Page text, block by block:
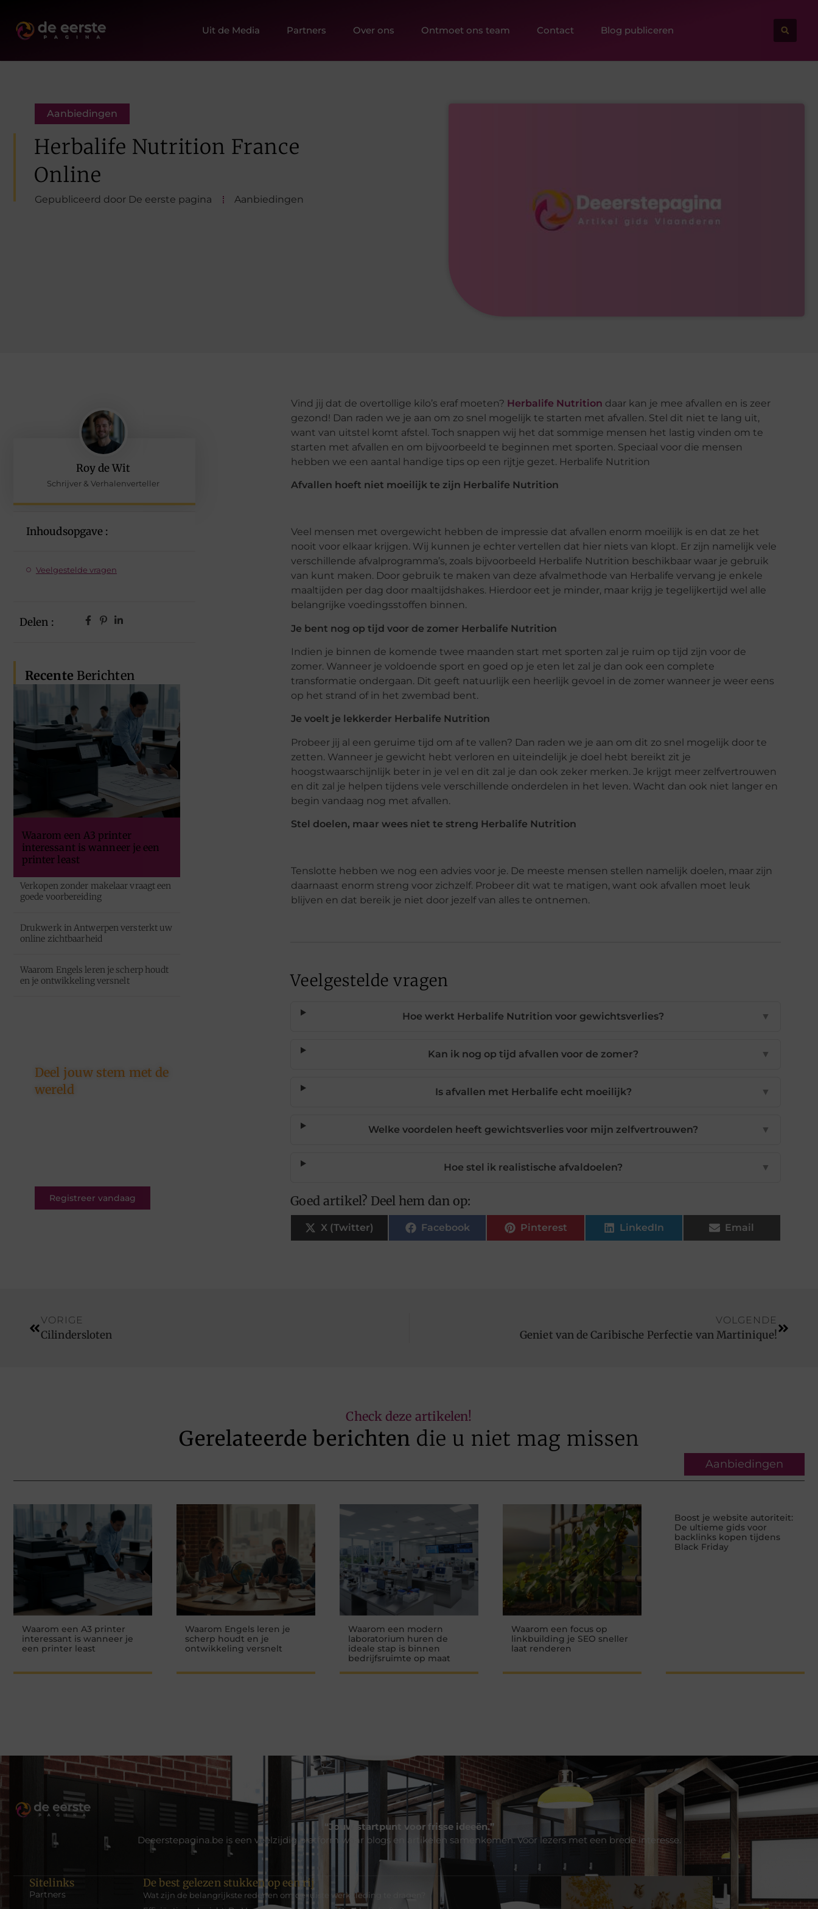
Uit de Media Partners Over ons Ontmoet ons team Contact Blog publiceren
Aanbiedingen
Herbalife Nutrition France
Online
Gepubliceerd door De eerste pagina Aanbiedingen
Roy de Wit
Schrijver & Verhalenverteller
Inhoudsopgave :
Veelgestelde vragen
Delen :
Recente Berichten
Waarom een A3 printer
interessant is wanneer je een
printer least
Verkopen zonder makelaar vraagt een
goede voorbereiding
Drukwerk in Antwerpen versterkt uw
online zichtbaarheid
Waarom Engels leren je scherp houdt
en je ontwikkeling versnelt
Deel jouw stem met de
wereld
Registreer vandaag
Vind jij dat de overtollige kilo’s eraf moeten? Herbalife Nutrition daar kan je mee afvallen en is zeer
gezond! Dan raden we je aan om zo snel mogelijk te starten met afvallen. Stel dit niet te lang uit,
want van uitstel komt afstel. Toch snappen wij het dat sommige mensen het lastig vinden om te
starten met afvallen en om bijvoorbeeld te beginnen met sporten. Speciaal voor die mensen
hebben we een aantal handige tips op een rijtje gezet. Herbalife Nutrition
Afvallen hoeft niet moeilijk te zijn Herbalife Nutrition
Veel mensen met overgewicht hebben de impressie dat afvallen enorm moeilijk is en dat ze het
nooit voor elkaar krijgen. Wij kunnen je echter vertellen dat hier niets van klopt. Er zijn namelijk vele
verschillende afvalprogramma’s, zoals bijvoorbeeld Herbalife Nutrition beschikbaar waar je gebruik
van kunt maken. Door gebruik te maken van deze afvalmethode van Herbalife vervang je enkele
maaltijden per dag door maaltijdshakes. Hierdoor eet je minder, maar krijg je tegelijkertijd wel alle
belangrijke voedingsstoffen binnen.
Je bent nog op tijd voor de zomer Herbalife Nutrition
Indien je binnen de komende twee maanden start met sporten zal je ruim op tijd zijn voor de
zomer. Wanneer je voldoende sport en goed op je eten let zal je dan ook een complete
transformatie ondergaan. Dit geeft natuurlijk een heerlijk gevoel in de zomer wanneer je weer eens
op het strand of in het zwembad bent.
Je voelt je lekkerder Herbalife Nutrition
Probeer jij al een geruime tijd om af te vallen? Dan raden we je aan om dit zo snel mogelijk door te
zetten. Wanneer je gewicht hebt verloren en uiteindelijk je doel hebt bereikt zit je
hoogstwaarschijnlijk beter in je vel en dit zal je dan ook zeker merken. Je krijgt meer zelfvertrouwen
en dit zal je helpen tijdens vele verschillende onderdelen in het leven. Wacht dan ook niet langer en
begin vandaag nog met afvallen.
Stel doelen, maar wees niet te streng Herbalife Nutrition
Tenslotte hebben we nog een advies voor je. De meeste mensen stellen namelijk doelen, maar zijn
daarnaast enorm streng voor zichzelf. Probeer dit wat te matigen, want ook afvallen moet leuk
blijven en dat bereik je niet door jezelf van alles te ontnemen.
Veelgestelde vragen
Hoe werkt Herbalife Nutrition voor gewichtsverlies? ▼
Kan ik nog op tijd afvallen voor de zomer? ▼
Is afvallen met Herbalife echt moeilijk? ▼
Welke voordelen heeft gewichtsverlies voor mijn zelfvertrouwen? ▼
Hoe stel ik realistische afvaldoelen? ▼
Goed artikel? Deel hem dan op:
X (Twitter) Facebook Pinterest LinkedIn Email
VORIGE
Cilindersloten
VOLGENDE
Geniet van de Caribische Perfectie van Martinique!
Check deze artikelen!
Gerelateerde berichten die u niet mag missen
Aanbiedingen
Waarom een A3 printer
interessant is wanneer je
een printer least
Waarom Engels leren je
scherp houdt en je
ontwikkeling versnelt
Waarom een modern
laboratorium huren de
ideale stap is binnen
bedrijfsruimte op maat
Waarom een focus op
linkbuilding je SEO sneller
laat renderen
Boost je website autoriteit:
De ultieme gids voor
backlinks kopen tijdens
Black Friday
“Jouw startpunt voor frisse ideeën.”
Deeerstepagina.be is een veelzijdig platform waar blogs en artikelen samenkomen. Voor lezers met een brede interesse.
Sitelinks
Partners
De best gelezen stukken op een rij
Wat zijn de belangrijkste redenen om de juiste werkkleding te dragen?